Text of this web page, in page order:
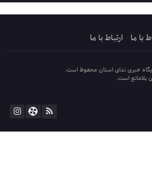
ما ارتباط با ما
خبری ندای استان محفوظ است.
است.